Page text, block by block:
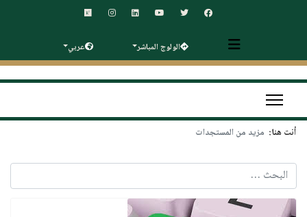
الولوج المباشر عربي
أنت هنا: مزيد من المستجدات
البحث